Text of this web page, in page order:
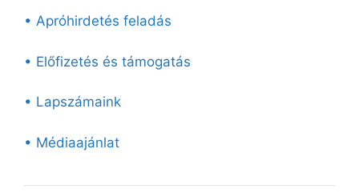
• Apróhirdetés feladás
• Előfizetés és támogatás
• Lapszámaink
• Médiaajánlat